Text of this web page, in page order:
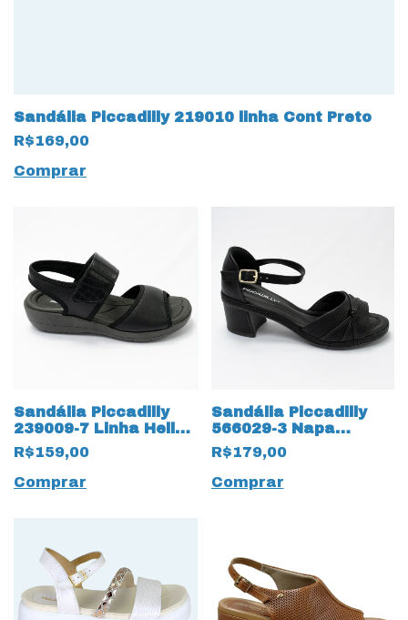
Sandália Piccadilly 219010 linha Cont Preto
R$169,00
Comprar
Sandália Piccadilly
239009-7 Linha Hello
Fascite Plantar Preto
R$159,00
Comprar
Sandália Piccadilly
566029-3 Napa
Stretch com proteção
de Joanete Preto
R$179,00
Comprar